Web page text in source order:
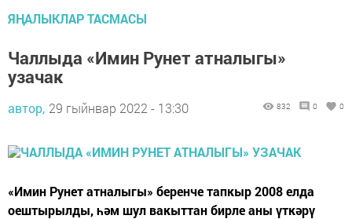
ЯҢАЛЫКЛАР ТАСМАСЫ
Чаллыда «Имин Рунет атналыгы»
узачак
автор, 29 гыйнвар 2022 - 13:30 832 0 0
«Имин Рунет атналыгы» беренче тапкыр 2008 елда
оештырылды, һәм шул вакыттан бирле аны үткәрү